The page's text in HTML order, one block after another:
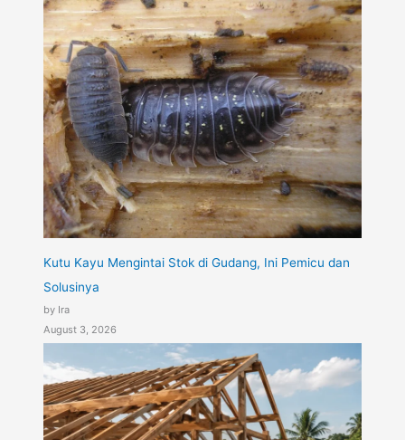
Kutu Kayu Mengintai Stok di Gudang, Ini Pemicu dan
Solusinya
by Ira
August 3, 2026